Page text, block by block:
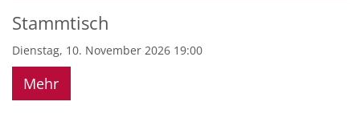
Datum: 10. November 2026
Stammtisch
Dienstag, 10. November 2026 19:00
Mehr